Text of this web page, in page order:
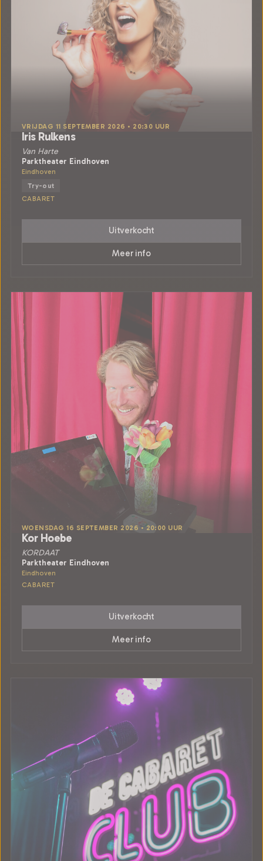
VRIJDAG 11 SEPTEMBER 2026 • 20:30 UUR
Iris Rulkens
Van Harte
Parktheater Eindhoven
Eindhoven
Try-out
CABARET
Uitverkocht
Meer info
WOENSDAG 16 SEPTEMBER 2026 • 20:00 UUR
Kor Hoebe
KORDAAT
Parktheater Eindhoven
Eindhoven
CABARET
Uitverkocht
Meer info